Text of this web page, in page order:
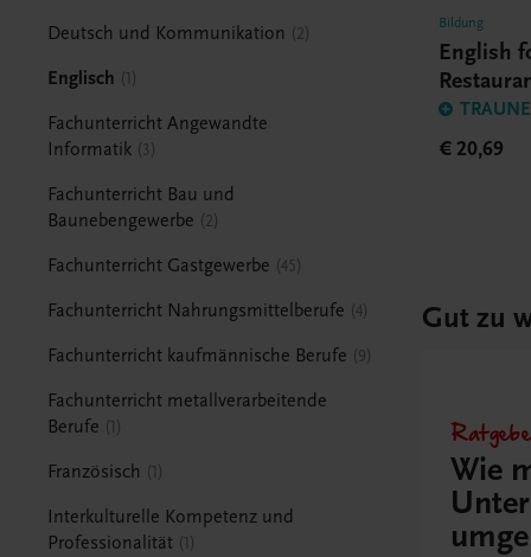
Deutsch und Kommunikation 2
Englisch 1
Fachunterricht Angewandte
Informatik
3
Fachunterricht Bau und
Baunebengewerbe
2
Fachunterricht Gastgewerbe 45
Fachunterricht Nahrungsmittelberufe 4
Fachunterricht kaufmännische Berufe 9
Fachunterricht metallverarbeitende
Berufe
1
Französisch 1
Interkulturelle Kompetenz und
Professionalität 1
Bildung
English
€ 20,69
Gut zu
Wie